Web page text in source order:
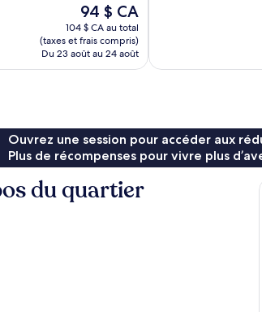
Le
prix
est
de
94 $ CA
94 $ CA
104 $ CA au total
(taxes et frais compris)
Du 23 août au 24 août
Ouvrez une session pour accéder aux
Plus de récompenses pour vivre plus
du quartier